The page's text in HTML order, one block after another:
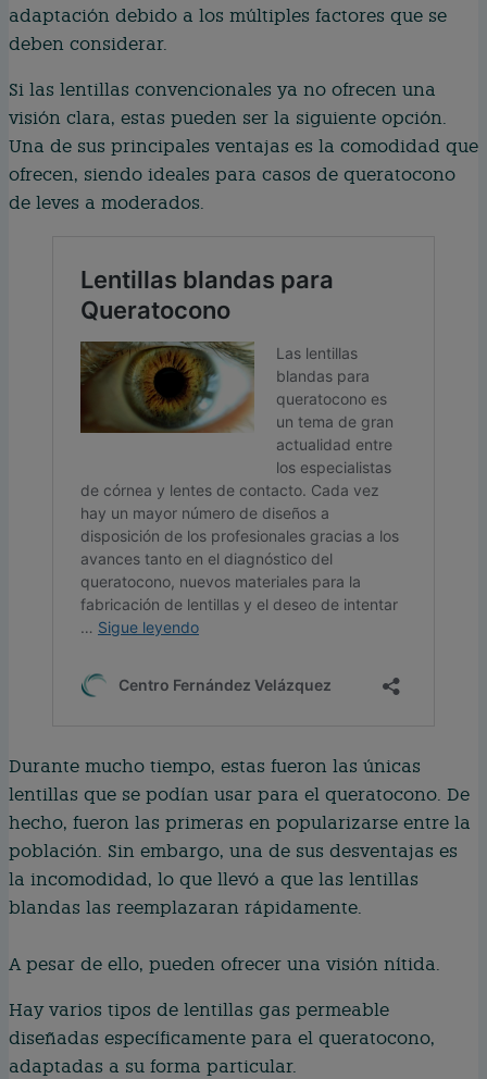
adaptación debido a los múltiples factores que se
deben considerar.
Si las lentillas convencionales ya no ofrecen una
visión clara, estas pueden ser la siguiente opción.
Una de sus principales ventajas es la comodidad que
ofrecen, siendo ideales para casos de queratocono
de leves a moderados.
Durante mucho tiempo, estas fueron las únicas
lentillas que se podían usar para el queratocono. De
hecho, fueron las primeras en popularizarse entre la
población. Sin embargo, una de sus desventajas es
la incomodidad, lo que llevó a que las lentillas
blandas las reemplazaran rápidamente.
A pesar de ello, pueden ofrecer una visión nítida.
Hay varios tipos de lentillas gas permeable
diseñadas específicamente para el queratocono,
adaptadas a su forma particular.